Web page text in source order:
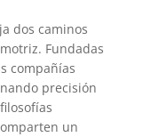
dos caminos
Fundadas
compañías
precisión
un